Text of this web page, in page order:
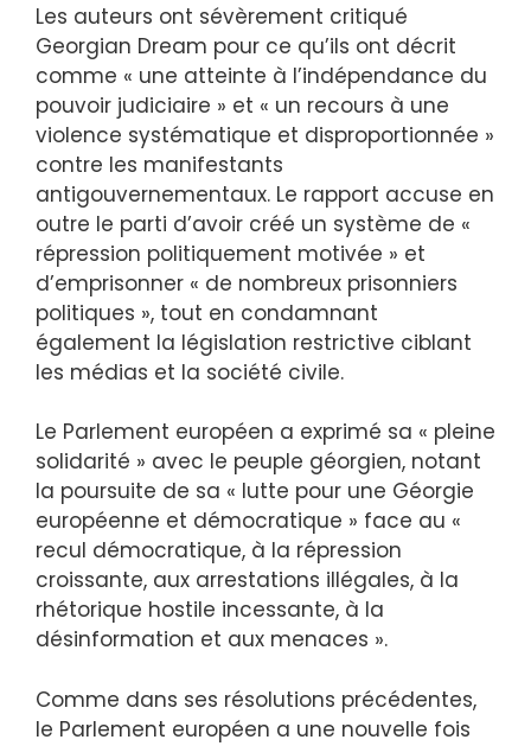
Les auteurs ont sévèrement critiqué
Georgian Dream pour ce qu’ils ont décrit
comme « une atteinte à l’indépendance du
pouvoir judiciaire » et « un recours à une
violence systématique et disproportionnée »
contre les manifestants
antigouvernementaux. Le rapport accuse en
outre le parti d’avoir créé un système de «
répression politiquement motivée » et
d’emprisonner « de nombreux prisonniers
politiques », tout en condamnant
également la législation restrictive ciblant
les médias et la société civile.
Le Parlement européen a exprimé sa « pleine
solidarité » avec le peuple géorgien, notant
la poursuite de sa « lutte pour une Géorgie
européenne et démocratique » face au «
recul démocratique, à la répression
croissante, aux arrestations illégales, à la
rhétorique hostile incessante, à la
désinformation et aux menaces ».
Comme dans ses résolutions précédentes,
le Parlement européen a une nouvelle fois